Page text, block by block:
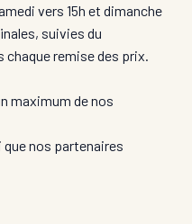
vers 15h et dimanche
suivies du
remise des prix.
maximum de nos
nos partenaires